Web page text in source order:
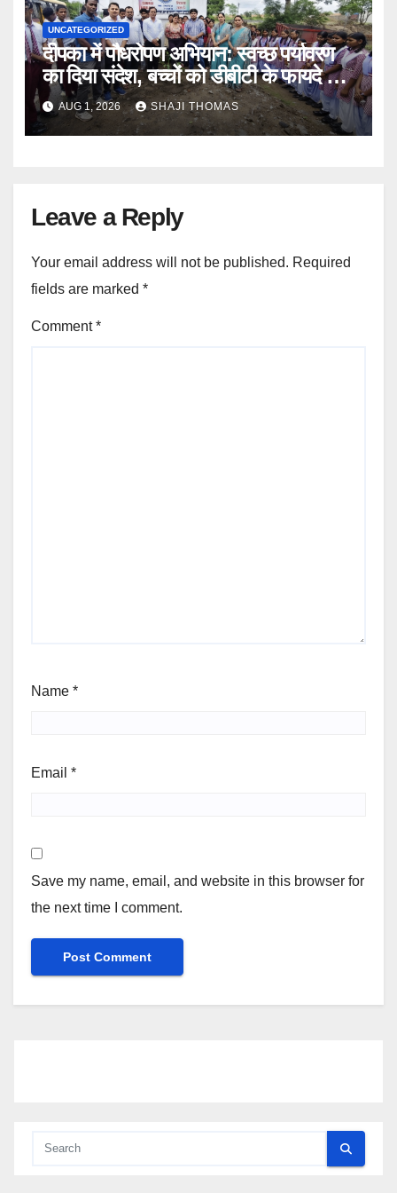
UNCATEGORIZED
दीपका में पौधरोपण अभियान: स्वच्छ पर्यावरण
का दिया संदेश, बच्चों को डीबीटी के फायदे भी
बताए।
AUG 1, 2026 SHAJI THOMAS
Leave a Reply
Your email address will not be published. Required
fields are marked *
Comment*
Name *
Email *
Save my name, email, and website in this browser for
the next time I comment.